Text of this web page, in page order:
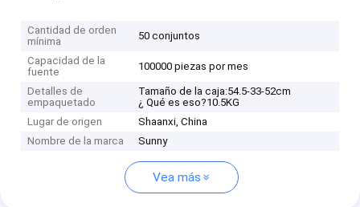
Cantidad de orden
mínima
50 conjuntos
Capacidad de la
fuente
100000 piezas por mes
Detalles de
empaquetado
Tamaño de la caja:54.5-33-52cm
¿ Qué es eso?10.5KG
Lugar de origen
Shaanxi, China
Nombre de la marca
Sunny
Vea más